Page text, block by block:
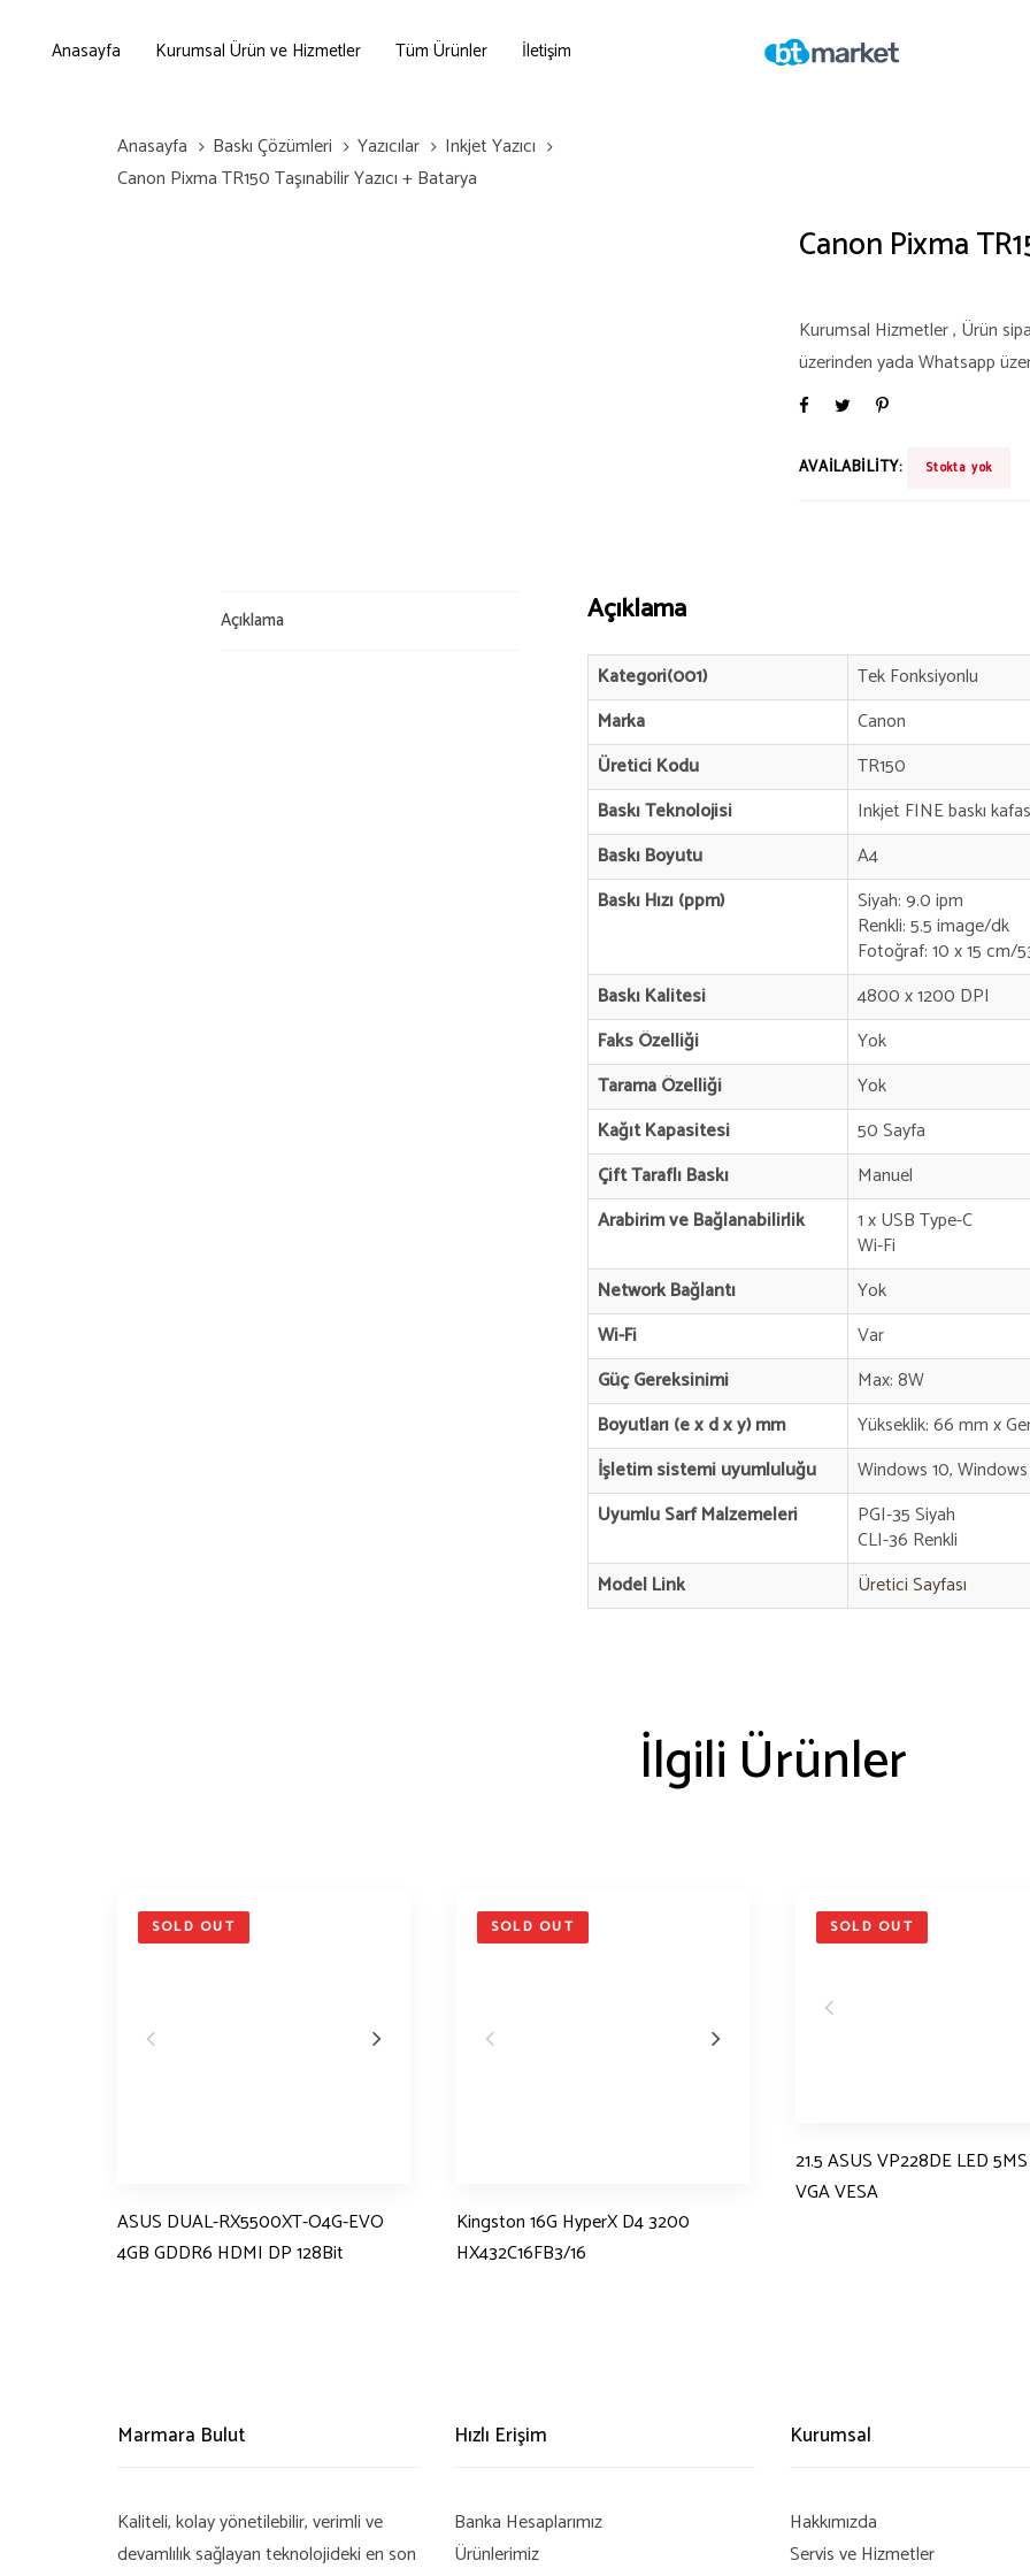
Anasayfa Kurumsal Ürün ve Hizmetler Tüm Ürünler İletişim
Anasayfa Baskı Çözümleri Yazıcılar
Inkjet Yazıcı
Canon Pixma TR150 Taşınabilir Yazıcı + Batarya
Canon Pixma
Kurumsal Hizmetler , Ürün
üzerinden yada Whatsapp
AVAILABILITY: Stokta yok
Açıklama Açıklama
Kategori(001)
Tek Fonksiyonlu
Marka
Canon
Üretici Kodu
TR150
Baskı Teknolojisi
Inkjet FINE baskı
Baskı Boyutu
A4
Baskı Hızı (ppm)
Siyah: 9.0 ipm
Renkli: 5.5 image/dk
Fotoğraf: 10 x 15 cm/
Baskı Kalitesi
4800 x 1200 DPI
Faks Özelliği
Yok
Tarama Özelliği
Yok
Kağıt Kapasitesi
50 Sayfa
Çift Taraflı Baskı
Manuel
Arabirim ve Bağlanabilirlik
1 x USB Type-C
Wi-Fi
Network Bağlantı
Yok
Wi-Fi
Var
Güç Gereksinimi
Max: 8W
Boyutları (e x d x y) mm
Yükseklik: 66 mm x
İşletim sistemi uyumluluğu
Windows 10,
Uyumlu Sarf Malzemeleri
PGI-35 Siyah
CLI-36 Renkli
Model Link
Üretici Sayfası
İlgili Ürünler
SOLD OUT
ASUS DUAL-RX5500XT-O4G-EVO
4GB GDDR6 HDMI DP 128Bit
SOLD OUT
Kingston 16G HyperX D4 3200
HX432C16FB3/16
SOLD OUT
21.5 ASUS VP228DE LED
VGA VESA
Marmara Bulut
Kaliteli, kolay yönetilebilir, verimli ve
devamlılık sağlayan teknolojideki en son
Hızlı Erişim
Banka Hesaplarımız
Ürünlerimiz
Kurumsal
Hakkımızda
Servis ve Hizmetler